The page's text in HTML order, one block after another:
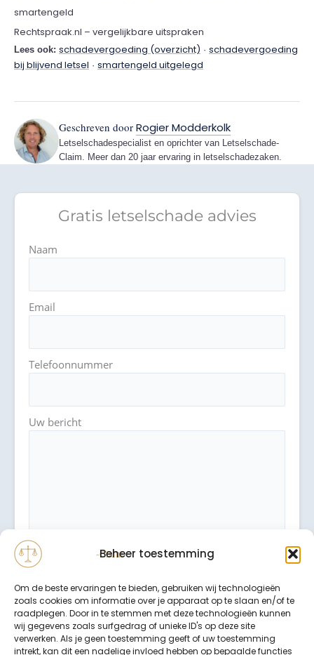
Beheer toestemming
Om de beste ervaringen te bieden, gebruiken wij technologieën
zoals cookies om informatie over je apparaat op te slaan en/of te
raadplegen. Door in te stemmen met deze technologieën kunnen
wij gegevens zoals surfgedrag of unieke ID's op deze site
verwerken. Als je geen toestemming geeft of uw toestemming
intrekt, kan dit een nadelige invloed hebben op bepaalde functies
smartengeld
Rechtspraak.nl – vergelijkbare uitspraken
Lees ook: schadevergoeding (overzicht) · schadevergoeding
bij blijvend letsel · smartengeld uitgelegd
Geschreven door Rogier Modderkolk
Letselschadespecialist en oprichter van Letselschade-
Claim. Meer dan 20 jaar ervaring in letselschadezaken.
Gratis letselschade advies
Naam
Email
Telefoonnummer
Uw bericht